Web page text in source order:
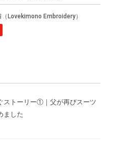
ストーリー①｜父が再びスーツ
ました